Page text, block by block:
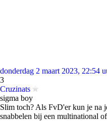
donderdag 2 maart 2023, 22:54
3
Cruzinats
sigma boy
Slim toch? Als FvD'er kun je na
snabbelen bij een multinational